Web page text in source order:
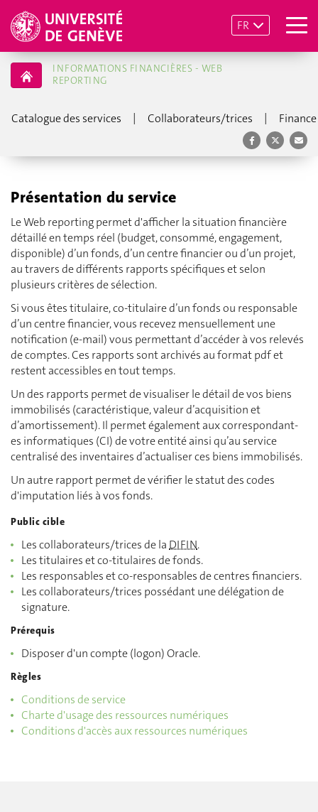
FR
INFORMATIONS FINANCIÈRES - WEB
REPORTING
Catalogue des services | Collaborateurs/trices | Finance
Présentation du service
Le Web reporting permet d'afficher la situation financière
détaillé en temps réel (budget, consommé, engagement,
disponible) d’un fonds, d’un centre financier ou d’un projet,
au travers de différents rapports spécifiques et selon
plusieurs critères de sélection.
Si vous êtes titulaire, co-titulaire d’un fonds ou responsable
d’un centre financier, vous recevez mensuellement une
notification (e-mail) vous permettant d’accéder à vos relevés
de comptes. Ces rapports sont archivés au format pdf et
restent accessibles en tout temps.
Un des rapports permet de visualiser le détail de vos biens
immobilisés (caractéristique, valeur d’acquisition et
d’amortissement). Il permet également aux correspondant-
es informatiques (CI) de votre entité ainsi qu’au service
centralisé des inventaires d’actualiser ces biens immobilisés.
Un autre rapport permet de vérifier le statut des codes
d'imputation liés à vos fonds.
Public cible
Les collaborateurs/trices de la DIFIN.
Les titulaires et co-titulaires de fonds.
Les responsables et co-responsables de centres financiers.
Les collaborateurs/trices possédant une délégation de
signature.
Prérequis
Disposer d'un compte (logon) Oracle.
Règles
Conditions de service
Charte d'usage des ressources numériques
Conditions d'accès aux ressources numériques